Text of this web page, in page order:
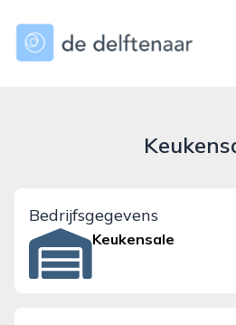
dedelftenaar.nl
Bedrijfsgegevens
Keukensale